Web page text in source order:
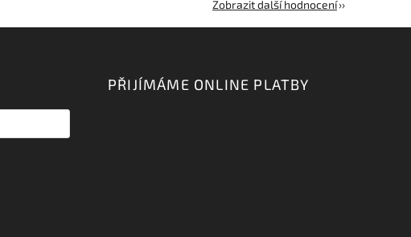
Zobrazit další hodnocení
PŘIJÍMÁME ONLINE PLATBY